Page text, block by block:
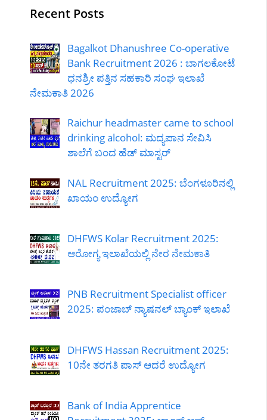
Recent Posts
Bagalkot Dhanushree Co-operative
Bank Recruitment 2026 : ಬಾಗಲಕೋಟೆ
ಧನಶ್ರೀ ಪತ್ತಿನ ಸಹಕಾರಿ ಸಂಘ ಇಲಾಖೆ
ನೇಮಕಾತಿ 2026
Raichur headmaster came to school
drinking alcohol: ಮದ್ಯಪಾನ ಸೇವಿಸಿ
ಶಾಲೆಗೆ ಬಂದ ಹೆಡ್ ಮಾಸ್ಟರ್
NAL Recruitment 2025: ಬೆಂಗಳೂರಿನಲ್ಲಿ
ಖಾಯಂ ಉದ್ಯೋಗ
DHFWS Kolar Recruitment 2025:
ಆರೋಗ್ಯ ಇಲಾಖೆಯಲ್ಲಿ ನೇರ ನೇಮಕಾತಿ
PNB Recruitment Specialist officer
2025: ಪಂಜಾಬ್ ನ್ಯಾಷನಲ್ ಬ್ಯಾಂಕ್ ಇಲಾಖೆ
DHFWS Hassan Recruitment 2025:
10ನೇ ತರಗತಿ ಪಾಸ್ ಆದರೆ ಉದ್ಯೋಗ
Bank of India Apprentice